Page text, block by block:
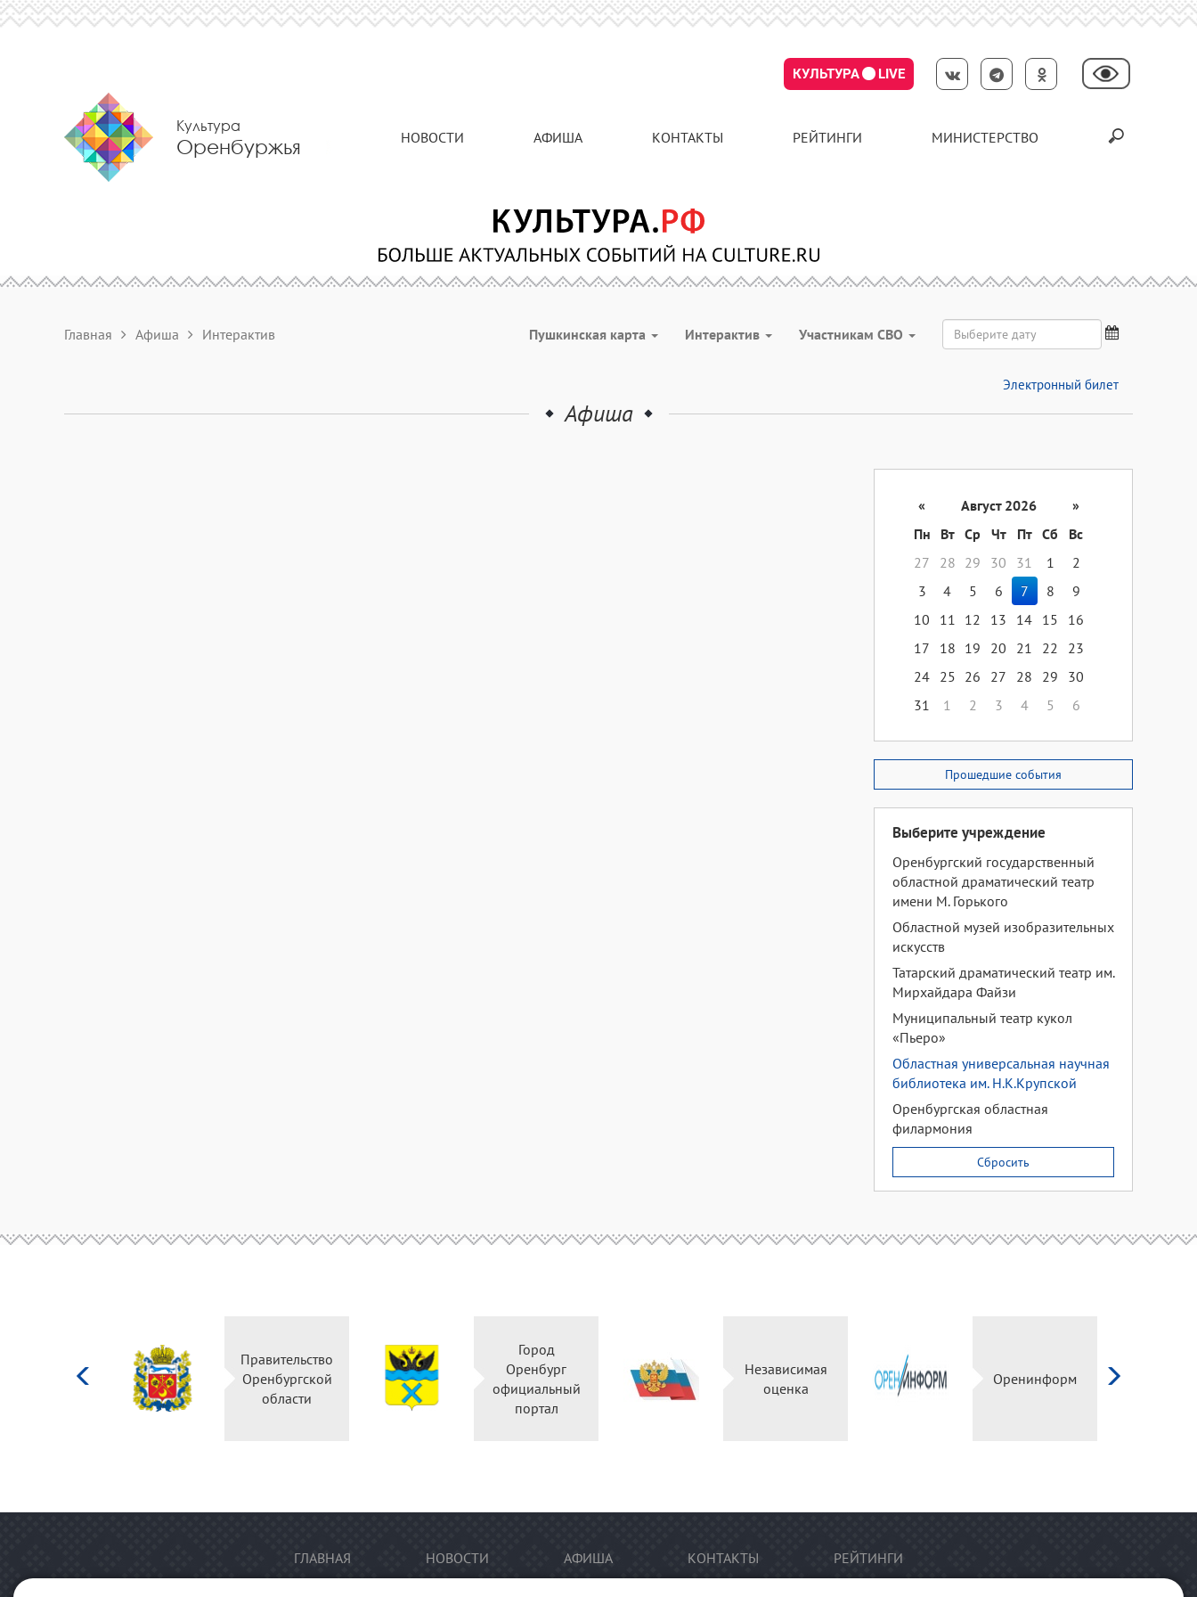
КУЛЬТУРА LIVE
Культура
Оренбуржья НОВОСТИ АФИША КОНТАКТЫ РЕЙТИНГИ МИНИСТЕРСТВО
Главная Афиша Интерактив Пушкинская карта Интерактив Участникам СВО
Электронный билет
Афиша
« Август 2026
»
Пн
Вт Ср Чт Пт Сб
Вс
27
28 29 30 31 1
2
3
4 5 6 7 8
9
10
11 12 13 14 15
16
17
18 19 20 21 22
23
24 25 26 27 28 29
30
31
1 2 3 4 5 6
Прошедшие события
Выберите учреждение
Оренбургский государственный
областной драматический театр
имени М. Горького
Областной музей изобразительных
искусств
Татарский драматический театр им.
Мирхайдара Файзи
Муниципальный театр кукол
«Пьеро»
Областная универсальная научная
библиотека им. Н.К.Крупской
Оренбургская областная
филармония
Сбросить
Правительство
Оренбургской
области
Город
Оренбург
официальный
портал
Независимая
оценка
Оренинформ
ГЛАВНАЯ НОВОСТИ АФИША КОНТАКТЫ РЕЙТИНГИ